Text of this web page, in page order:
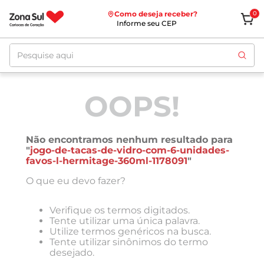
Como deseja receber?
Informe seu CEP
0
Pesquise aqui
OOPS!
Não encontramos nenhum resultado para
"jogo-de-tacas-de-vidro-com-6-unidades-
favos-l-hermitage-360ml-1178091"
O que eu devo fazer?
Verifique os termos digitados.
Tente utilizar uma única palavra.
Utilize termos genéricos na busca.
Tente utilizar sinônimos do termo
desejado.